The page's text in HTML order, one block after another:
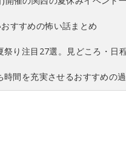
すすめの怖い話まとめ
祭り注目27選。見どころ・日
時間を充実させるおすすめの